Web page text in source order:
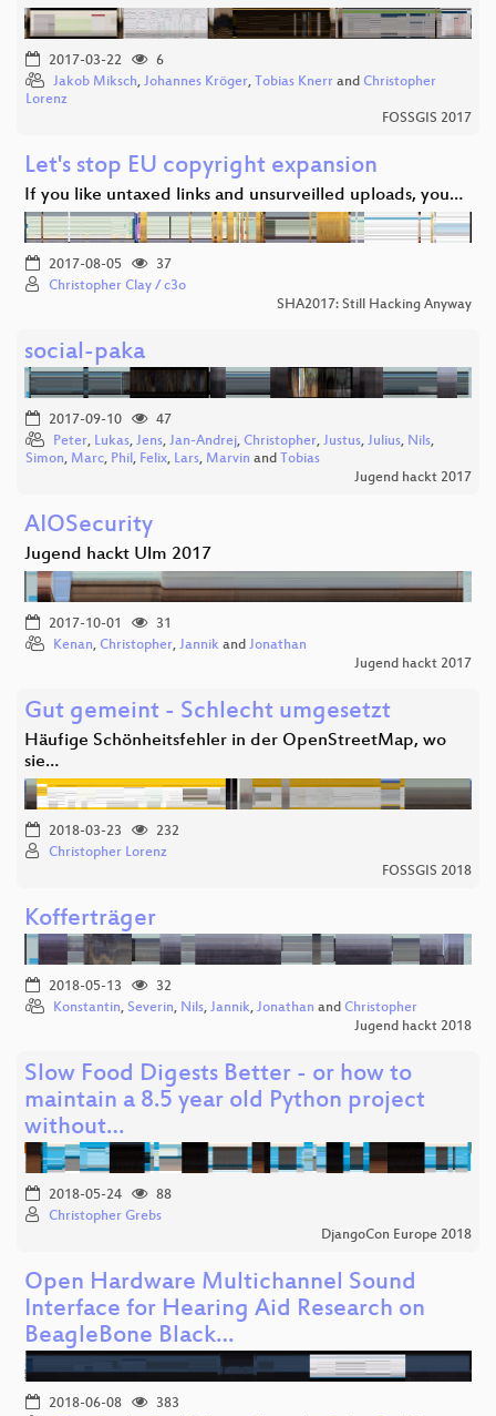
2017-03-22
6
Jakob Miksch, Johannes Kröger, Tobias Knerr and Christopher
Lorenz
FOSSGIS 2017
Let's stop EU copyright expansion
If you like untaxed links and unsurveilled uploads, you…
2017-08-05
37
Christopher Clay / c3o
SHA2017: Still Hacking Anyway
social-paka
2017-09-10
47
Peter, Lukas, Jens, Jan-Andrej, Christopher, Justus, Julius, Nils,
Simon, Marc, Phil, Felix, Lars, Marvin and Tobias
Jugend hackt 2017
AIOSecurity
Jugend hackt Ulm 2017
2017-10-01
31
Kenan, Christopher, Jannik and Jonathan
Jugend hackt 2017
Gut gemeint - Schlecht umgesetzt
Häufige Schönheitsfehler in der OpenStreetMap, wo
sie…
2018-03-23
232
Christopher Lorenz
FOSSGIS 2018
Kofferträger
2018-05-13
32
Konstantin, Severin, Nils, Jannik, Jonathan and Christopher
Jugend hackt 2018
Slow Food Digests Better - or how to
maintain a 8.5 year old Python project
without…
2018-05-24
88
Christopher Grebs
DjangoCon Europe 2018
Open Hardware Multichannel Sound
Interface for Hearing Aid Research on
BeagleBone Black…
2018-06-08
383